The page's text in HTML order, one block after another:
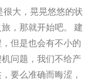
大，晃晃悠悠的状
，那就开始吧。 建
但是也会有不小的
问题，我们不给产
要么准确而晦涩，